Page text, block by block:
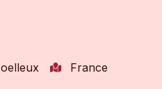
France